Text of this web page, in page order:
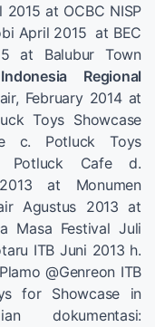
at OCBC NISP
April 2015 at BEC
at Balubur Town
Regional
February 2014 at
Toys Showcase
c. Potluck Toys
Potluck Cafe d.
at Monumen
Agustus 2013 at
Masa Festival Juli
ITB Juni 2013 h.
@Genreon ITB
for Showcase in
dokumentasi: